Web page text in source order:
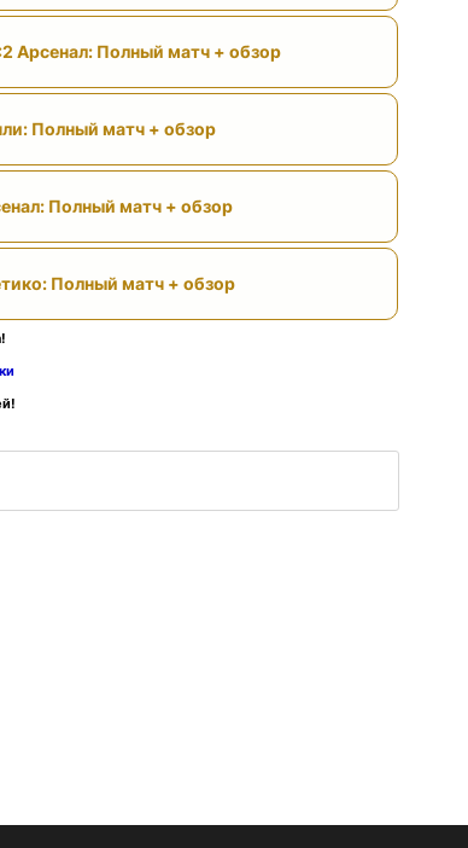
Арсенал: Полный матч + обзор
Полный матч + обзор
Полный матч + обзор
Полный матч + обзор